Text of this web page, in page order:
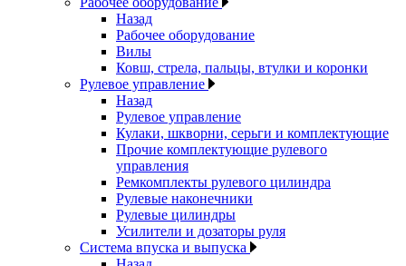
Назад
Рабочее оборудование
Вилы
Ковш, стрела, пальцы, втулки и коронки
Рулевое управление
Назад
Рулевое управление
Кулаки, шкворни, серьги и комплектующие
Прочие комплектующие рулевого
управления
Ремкомплекты рулевого цилиндра
Рулевые наконечники
Рулевые цилиндры
Усилители и дозаторы руля
Система впуска и выпуска